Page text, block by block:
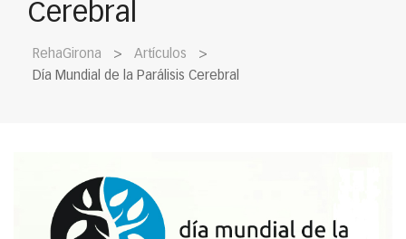
Cerebral
RehaGirona
Artículos
Día Mundial de la Parálisis Cerebral